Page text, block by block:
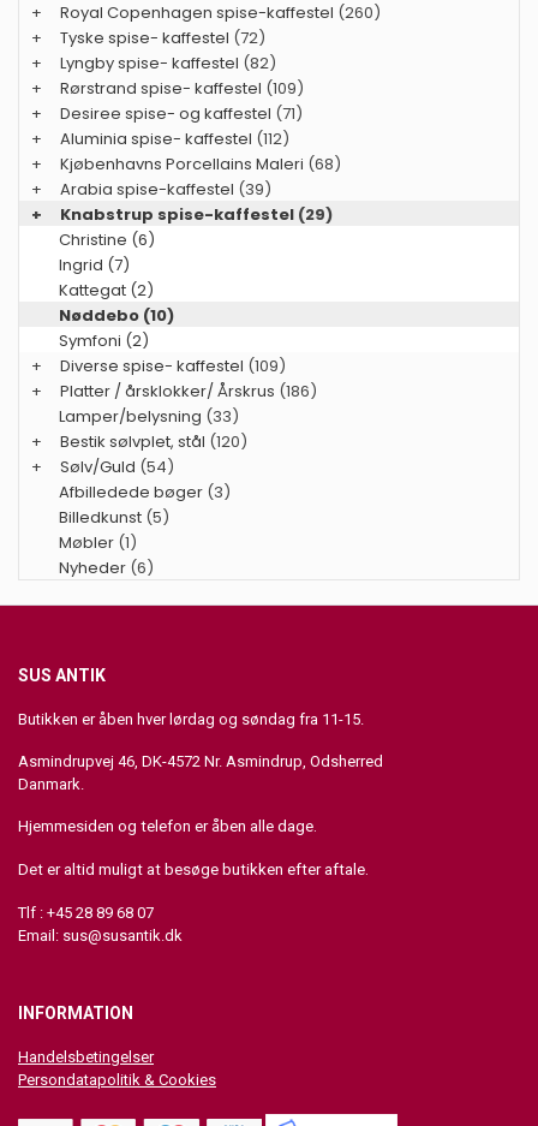
+
Royal Copenhagen spise-kaffestel (260)
+
Tyske spise- kaffestel (72)
+
Lyngby spise- kaffestel (82)
+
Rørstrand spise- kaffestel (109)
+
Desiree spise- og kaffestel (71)
+
Aluminia spise- kaffestel (112)
+
Kjøbenhavns Porcellains Maleri (68)
+
Arabia spise-kaffestel (39)
+
Knabstrup spise-kaffestel (29)
Christine (6)
Ingrid (7)
Kattegat (2)
Nøddebo (10)
Symfoni (2)
+
Diverse spise- kaffestel (109)
+
Platter / årsklokker/ Årskrus (186)
Lamper/belysning (33)
+
Bestik sølvplet, stål (120)
+
Sølv/Guld (54)
Afbilledede bøger (3)
Billedkunst (5)
Møbler (1)
Nyheder (6)
SUS ANTIK
Butikken er åben hver lørdag og søndag fra 11-15.
Asmindrupvej 46, DK-4572 Nr. Asmindrup, Odsherred
Danmark.
Hjemmesiden og telefon er åben alle dage.
Det er altid muligt at besøge butikken efter aftale.
Tlf : +45 28 89 68 07
Email: sus@susantik.dk
INFORMATION
Handelsbetingelser
Persondatapolitik & Cookies